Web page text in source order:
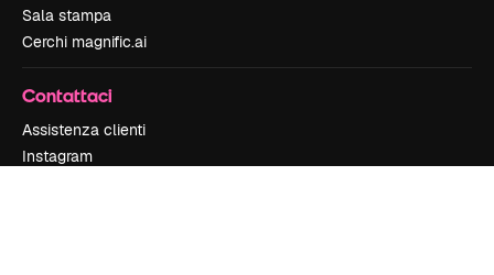
Sala stampa
Cerchi magnific.ai
Contattaci
Assistenza clienti
Instagram